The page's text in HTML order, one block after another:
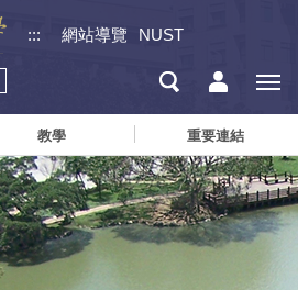
::: 網站導覽 NUST
教學 重要連結